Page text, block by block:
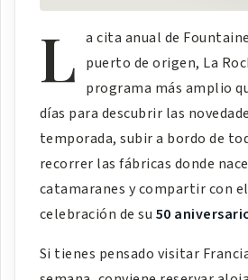
L a cita anual de
puerto de origen, La
programa más amplio
días para descubrir las
temporada, subir a bordo de
recorrer las fábricas donde
catamaranes y compartir con
celebración de su 50
Si tienes pensado visitar